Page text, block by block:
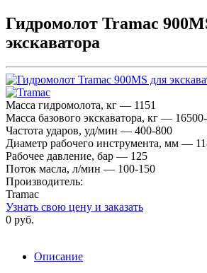
Гидромолот Tramac
экскаватора
Масса гидромолота, кг — 1151
Масса базового экскаватора, кг —
Частота ударов, уд/мин — 400-800
Диаметр рабочего инструмента, мм —
Рабочее давление, бар — 125
Поток масла, л/мин — 100-150
Производитель:
Tramac
Узнать свою цену и заказать
0 руб.
Описание